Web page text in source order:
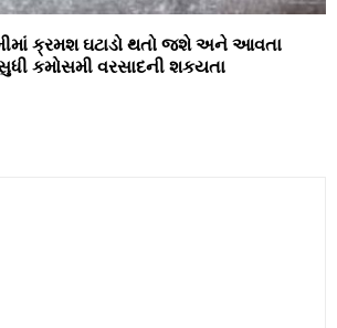
ક્રમશ ઘટાડો થતો જશે અને આવતા
કમોસમી વરસાદની શકયતા